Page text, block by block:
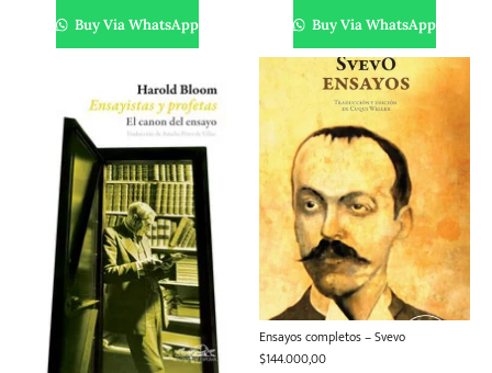
Buy Via WhatsApp Buy Via WhatsApp
Ensayos completos – Svevo
$144.000,00